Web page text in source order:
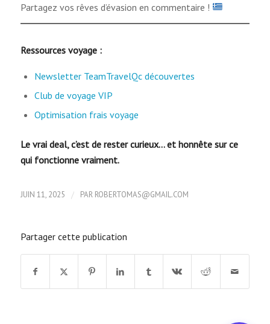
Partagez vos rêves d’évasion en commentaire !
Ressources voyage :
Newsletter TeamTravelQc découvertes
Club de voyage VIP
Optimisation frais voyage
Le vrai deal, c’est de rester curieux… et honnête sur ce
qui fonctionne vraiment.
JUIN 11, 2025 / PAR ROBERTOMAS@GMAIL.COM
Partager cette publication